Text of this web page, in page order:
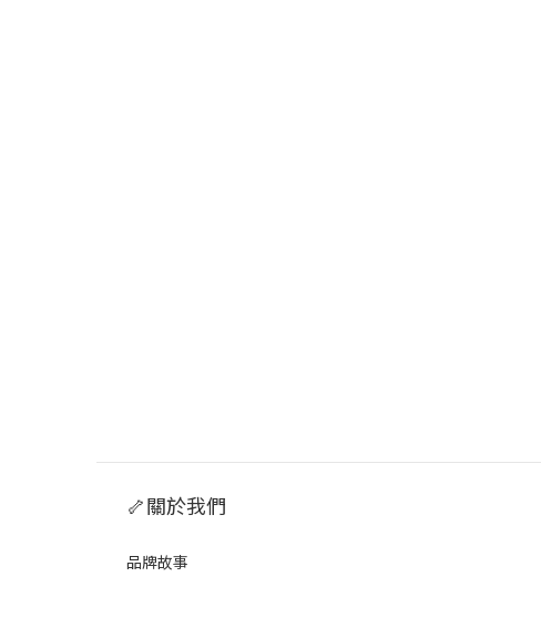
🦴關於我們
品牌故事